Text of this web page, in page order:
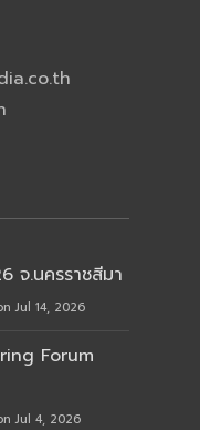
จ.นครราชสีมา
Jul 14, 2026
Forum
Jul 4, 2026